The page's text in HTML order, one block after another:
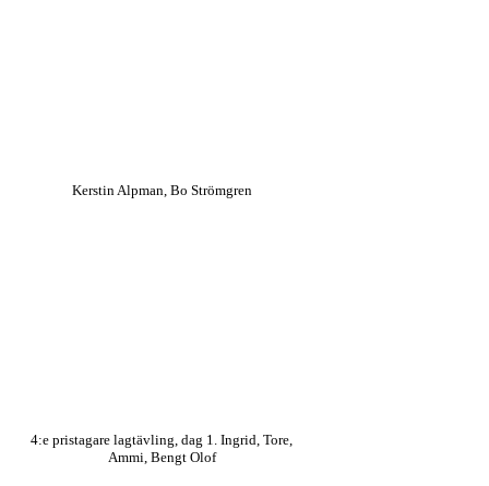
Kerstin Alpman, Bo Strömgren
4:e pristagare lagtävling, dag 1. Ingrid, Tore,
Ammi, Bengt Olof